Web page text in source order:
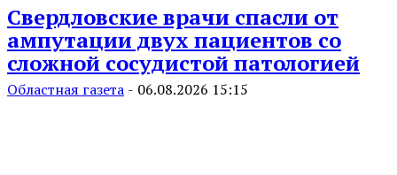
Свердловские врачи спасли от
ампутации двух пациентов со
сложной сосудистой патологией
Областная газета - 06.08.2026 15:15